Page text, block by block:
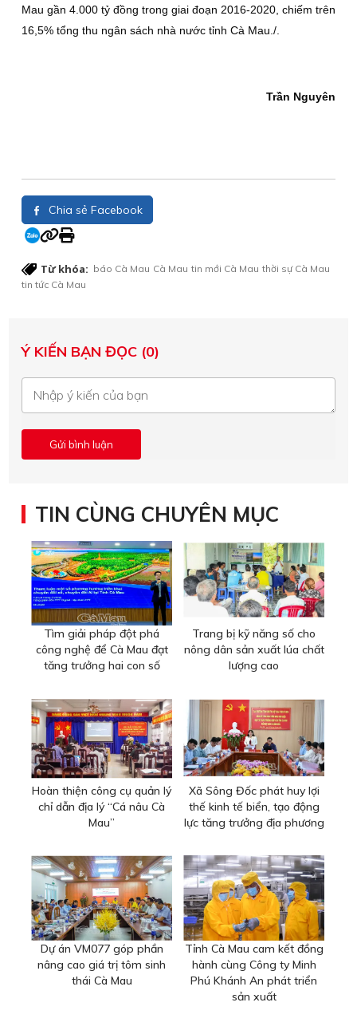
Mau gần 4.000 tỷ đồng trong giai đoạn 2016-2020, chiếm trên
16,5% tổng thu ngân sách nhà nước tỉnh Cà Mau./.
Trần Nguyên
Chia sẻ Facebook
Từ khóa: báo Cà Mau Cà Mau tin mới Cà Mau thời sự Cà Mau
tin tức Cà Mau
Ý KIẾN BẠN ĐỌC (0)
TIN CÙNG CHUYÊN MỤC
Tìm giải pháp đột phá
công nghệ để Cà Mau đạt
tăng trưởng hai con số
Trang bị kỹ năng số cho
nông dân sản xuất lúa chất
lượng cao
Hoàn thiện công cụ quản lý
chỉ dẫn địa lý “Cá nâu Cà
Mau”
Xã Sông Đốc phát huy lợi
thế kinh tế biển, tạo động
lực tăng trưởng địa phương
Dự án VM077 góp phần
nâng cao giá trị tôm sinh
thái Cà Mau
Tỉnh Cà Mau cam kết đồng
hành cùng Công ty Minh
Phú Khánh An phát triển
sản xuất